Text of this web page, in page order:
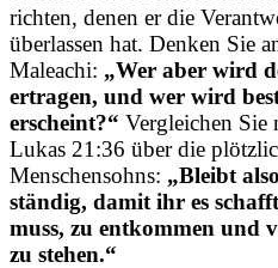
richten, denen er die
überlassen hat. Denken Sie
Maleachi: „Wer aber wird
ertragen, und wer wird
erscheint?“ Vergleichen Sie
Lukas 21:36 über die
Menschensohns: „Bleibt
ständig, damit ihr es
muss, zu entkommen und
zu stehen.“